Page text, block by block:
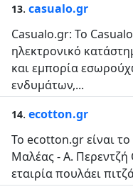
13. casualo.gr
Casualo.gr: Το
ηλεκτρονικό
και εμπορία
ενδυμάτων,...
14. ecotton.gr
Το ecotton.gr είναι το
Μαλέας - Α.
εταιρία πουλάει